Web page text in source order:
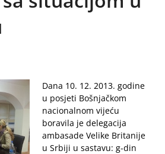
Dana 10. 12. 2013. godine
u posjeti Bošnjačkom
nacionalnom vijeću
boravila je delegacija
ambasade Velike Britanije
u Srbiji u sastavu: g-din